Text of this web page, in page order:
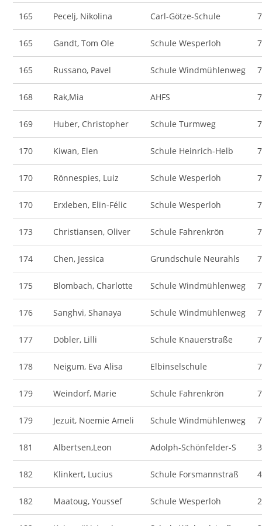
165 Pecelj, Nikolina Carl-Götze-Schule 7
165 Gandt, Tom Ole Schule Wesperloh 7
165 Russano, Pavel Schule Windmühlenweg 7
168 Rak,Mia AHFS 7
169 Huber, Christopher Schule Turmweg 7
170 Kiwan, Elen Schule Heinrich-Helb 7
170 Rönnespies, Luiz Schule Wesperloh 7
170 Erxleben, Elin-Félic Schule Wesperloh 7
173 Christiansen, Oliver Schule Fahrenkrön 7
174 Chen, Jessica Grundschule Neurahls 7
175 Blombach, Charlotte Schule Windmühlenweg 7
176 Sanghvi, Shanaya Schule Windmühlenweg 7
177 Döbler, Lilli Schule Knauerstraße 7
178 Neigum, Eva Alisa Elbinselschule 7
179 Weindorf, Marie Schule Fahrenkrön 7
179 Jezuit, Noemie Ameli Schule Windmühlenweg 7
181 Albertsen,Leon Adolph-Schönfelder-S 3
182 Klinkert, Lucius Schule Forsmannstraß 4
182 Maatoug, Youssef Schule Wesperloh 2